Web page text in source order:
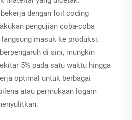
dengan foil coding
pengujian coba-coba
masuk ke produksi.
di sini, mungkin
5% pada satu waktu hingga
optimal untuk berbagai
atau permukaan logam